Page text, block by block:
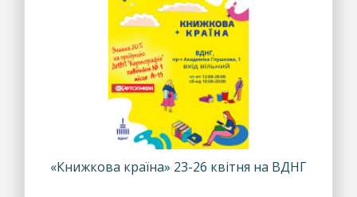
«Книжкова країна» 23-26 квітня на ВДНГ